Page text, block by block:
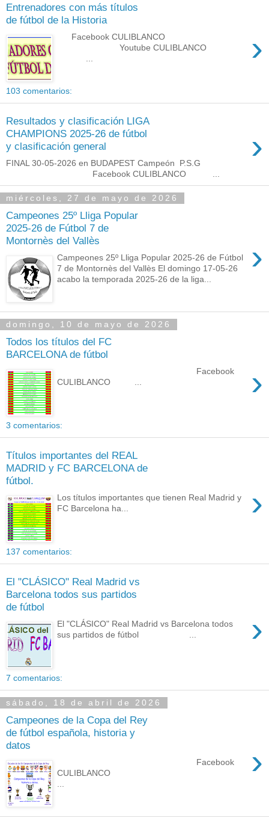
Entrenadores con más títulos
de fútbol de la Historia
›
Facebook CULIBLANCO
Youtube CULIBLANCO
103 comentarios:
Resultados y clasificación LIGA
CHAMPIONS 2025-26 de fútbol
y clasificación general
›
FINAL 30-05-2026 en BUDAPEST Campeón P.S.G
Facebook CULIBLANCO ...
miércoles, 27 de mayo de 2026
Campeones 25º Lliga Popular
2025-26 de Fútbol 7 de
Montornès del Vallès
›
Campeones 25º Lliga Popular 2025-26 de Fútbol
7 de Montornès del Vallès El domingo 17-05-26
acabo la temporada 2025-26 de la liga...
domingo, 10 de mayo de 2026
Todos los títulos del FC
BARCELONA de fútbol
›
Facebook
CULIBLANCO ...
3 comentarios:
Títulos importantes del REAL
MADRID y FC BARCELONA de
fútbol.
›
Los títulos importantes que tienen Real Madrid y
FC Barcelona ha...
137 comentarios:
El "CLÁSICO" Real Madrid vs
Barcelona todos sus partidos
de fútbol
›
El "CLÁSICO" Real Madrid vs Barcelona todos
sus partidos de fútbol ...
7 comentarios:
sábado, 18 de abril de 2026
Campeones de la Copa del Rey
de fútbol española, historia y
datos
›
Facebook
CULIBLANCO
...